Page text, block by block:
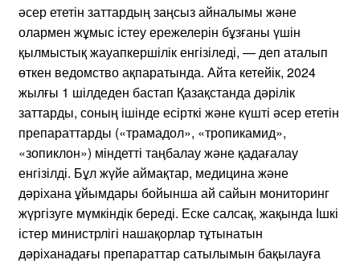
әсер ететін заттардың заңсыз айналымы және
олармен жұмыс істеу ережелерін бұзғаны үшін
қылмыстық жауапкершілік енгізіледі, — деп аталып
өткен ведомство ақпаратында. Айта кетейік, 2024
жылғы 1 шілдеден бастап Қазақстанда дәрілік
заттарды, соның ішінде есірткі және күшті әсер ететін
препараттарды («трамадол», «тропикамид»,
«зопиклон») міндетті таңбалау және қадағалау
енгізілді. Бұл жүйе аймақтар, медицина және
дәріхана ұйымдары бойынша ай сайын мониторинг
жүргізуге мүмкіндік береді. Еске салсақ, жақында Ішкі
істер министрлігі нашақорлар тұтынатын
дәріханадағы препараттар сатылымын бақылауға